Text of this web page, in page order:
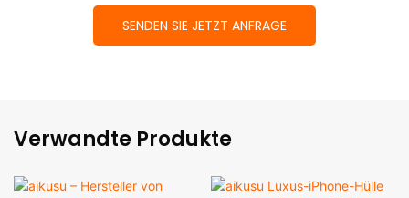
SENDEN SIE JETZT ANFRAGE
Verwandte Produkte